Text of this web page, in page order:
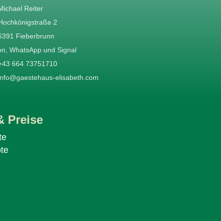
Reiter
2
Fieberbrunn
WhatsApp und Signal
664 73751710
elisabeth.com
Preise